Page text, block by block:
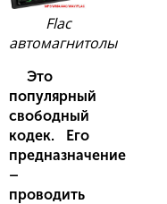
Flac
автомагнитолы
Это
популярный
свободный
кодек. Его
предназначение
–
проводить